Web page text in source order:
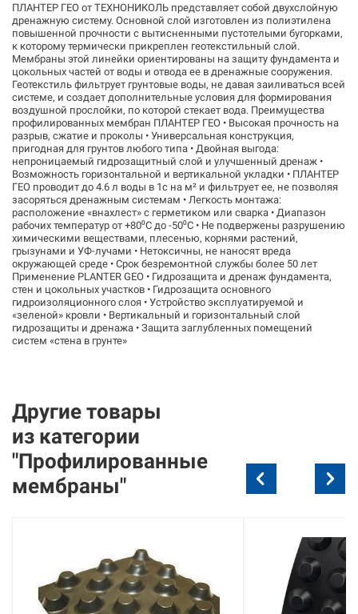
ПЛАНТЕР ГЕО от ТЕХНОНИКОЛЬ представляет собой двухслойную
дренажную систему. Основной слой изготовлен из полиэтилена
повышенной прочности с вытисненными пустотелыми бугорками,
к которому термически прикреплен геотекстильный слой.
Мембраны этой линейки ориентированы на защиту фундамента и
цокольных частей от воды и отвода ее в дренажные сооружения.
Геотекстиль фильтрует грунтовые воды, не давая заиливаться всей
системе, и создает дополнительные условия для формирования
воздушной прослойки, по которой стекает вода. Преимущества
профилированных мембран ПЛАНТЕР ГЕО • Высокая прочность на
разрыв, сжатие и проколы • Универсальная конструкция,
пригодная для грунтов любого типа • Двойная выгода:
непроницаемый гидрозащитный слой и улучшенный дренаж •
Возможность горизонтальной и вертикальной укладки • ПЛАНТЕР
ГЕО проводит до 4.6 л воды в 1с на м² и фильтрует ее, не позволяя
засоряться дренажным системам • Легкость монтажа:
расположение «внахлест» с герметиком или сварка • Диапазон
рабочих температур от +80⁰С до -50⁰С • Не подвержены разрушению
химическими веществами, плесенью, корнями растений,
грызунами и УФ-лучами • Нетоксичны, не наносят вреда
окружающей среде • Срок безремонтной службы более 50 лет
Применение PLANTER GEO • Гидрозащита и дренаж фундамента,
стен и цокольных участков • Гидрозащита основного
гидроизоляционного слоя • Устройство эксплуатируемой и
«зеленой» кровли • Вертикальный и горизонтальный слой
гидрозащиты и дренажа • Защита заглубленных помещений
систем «стена в грунте»
Другие товары
из категории
"Профилированные
мембраны"